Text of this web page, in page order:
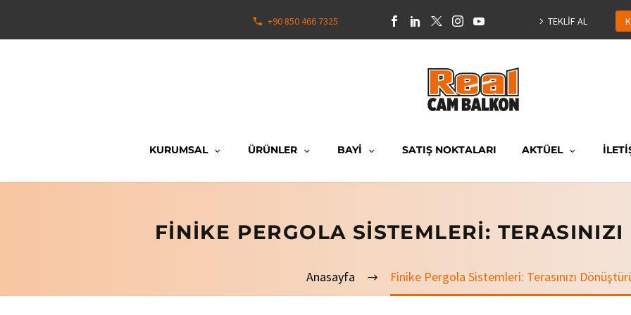
+90 850 466 7325 TEKLİF AL
KURUMSAL ÜRÜNLER BAYİ SATIŞ NOKTALARI AKTÜEL
FINIKE PERGOLA SISTEMLERI:
Anasayfa Finike Pergola Sistemleri: Terasınızı